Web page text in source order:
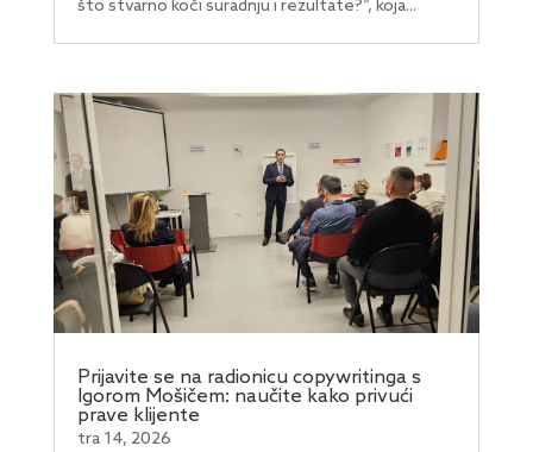
što stvarno koči suradnju i rezultate?“, koja...
Prijavite se na radionicu copywritinga s
Igorom Mošičem: naučite kako privući
prave klijente
tra 14, 2026